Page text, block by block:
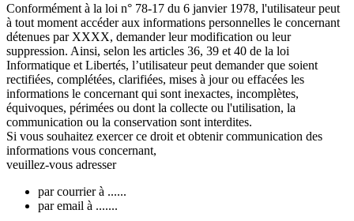
Conformément à la loi n° 78-17 du 6 janvier 1978, l'utilisateur peut
à tout moment accéder aux informations personnelles le concernant
détenues par XXXX, demander leur modification ou leur
suppression. Ainsi, selon les articles 36, 39 et 40 de la loi
Informatique et Libertés, l’utilisateur peut demander que soient
rectifiées, complétées, clarifiées, mises à jour ou effacées les
informations le concernant qui sont inexactes, incomplètes,
équivoques, périmées ou dont la collecte ou l'utilisation, la
communication ou la conservation sont interdites.
Si vous souhaitez exercer ce droit et obtenir communication des
informations vous concernant,
veuillez-vous adresser
par courrier à ......
par email à .......